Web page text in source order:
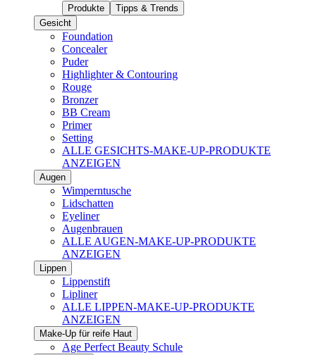
Produkte
Tipps & Trends
Gesicht
Foundation
Concealer
Puder
Highlighter & Contouring
Rouge
Bronzer
BB Cream
Primer
Setting
ALLE GESICHTS-MAKE-UP-PRODUKTE
ANZEIGEN
Augen
Wimperntusche
Lidschatten
Eyeliner
Augenbrauen
ALLE AUGEN-MAKE-UP-PRODUKTE
ANZEIGEN
Lippen
Lippenstift
Lipliner
ALLE LIPPEN-MAKE-UP-PRODUKTE
ANZEIGEN
Make-Up für reife Haut
Age Perfect Beauty Schule